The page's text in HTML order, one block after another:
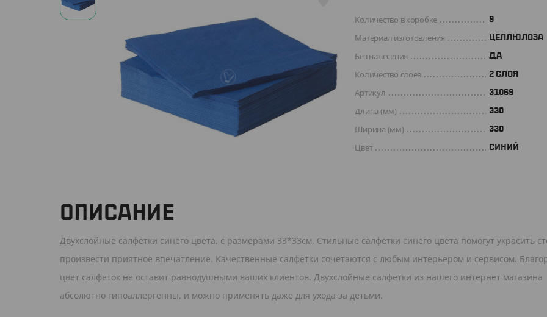
Количество в коробке 9
Материал изготовления ЦЕЛЛЮЛОЗА
Без нанесения ДА
Количество слоев 2 СЛОЯ
Артикул 31069
Длина (мм) 330
Ширина (мм) 330
Цвет СИНИЙ
ОПИСАНИЕ
Двухслойные салфетки синего цвета, с размерами 33*33см. Стильные салфетки синего цвета помогут украсить
произвести приятное впечатление. Качественные салфетки сочетаются с любым интерьером и сервисом.
цвет салфеток не оставит равнодушными ваших клиентов. Двухслойные салфетки из нашего интернет магазина
абсолютно гипоаллергенны, и можно применять даже для ухода за детьми.